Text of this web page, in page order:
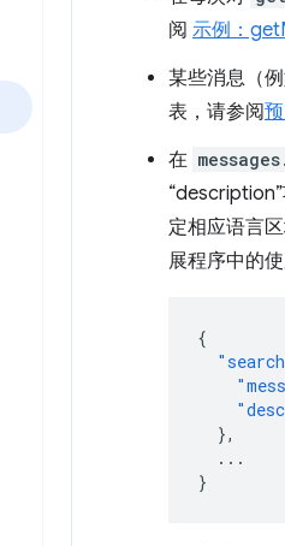
阅 示例：
某些消息（
表，请参阅
在
定相应语言
展程序中的
{
},
...
}